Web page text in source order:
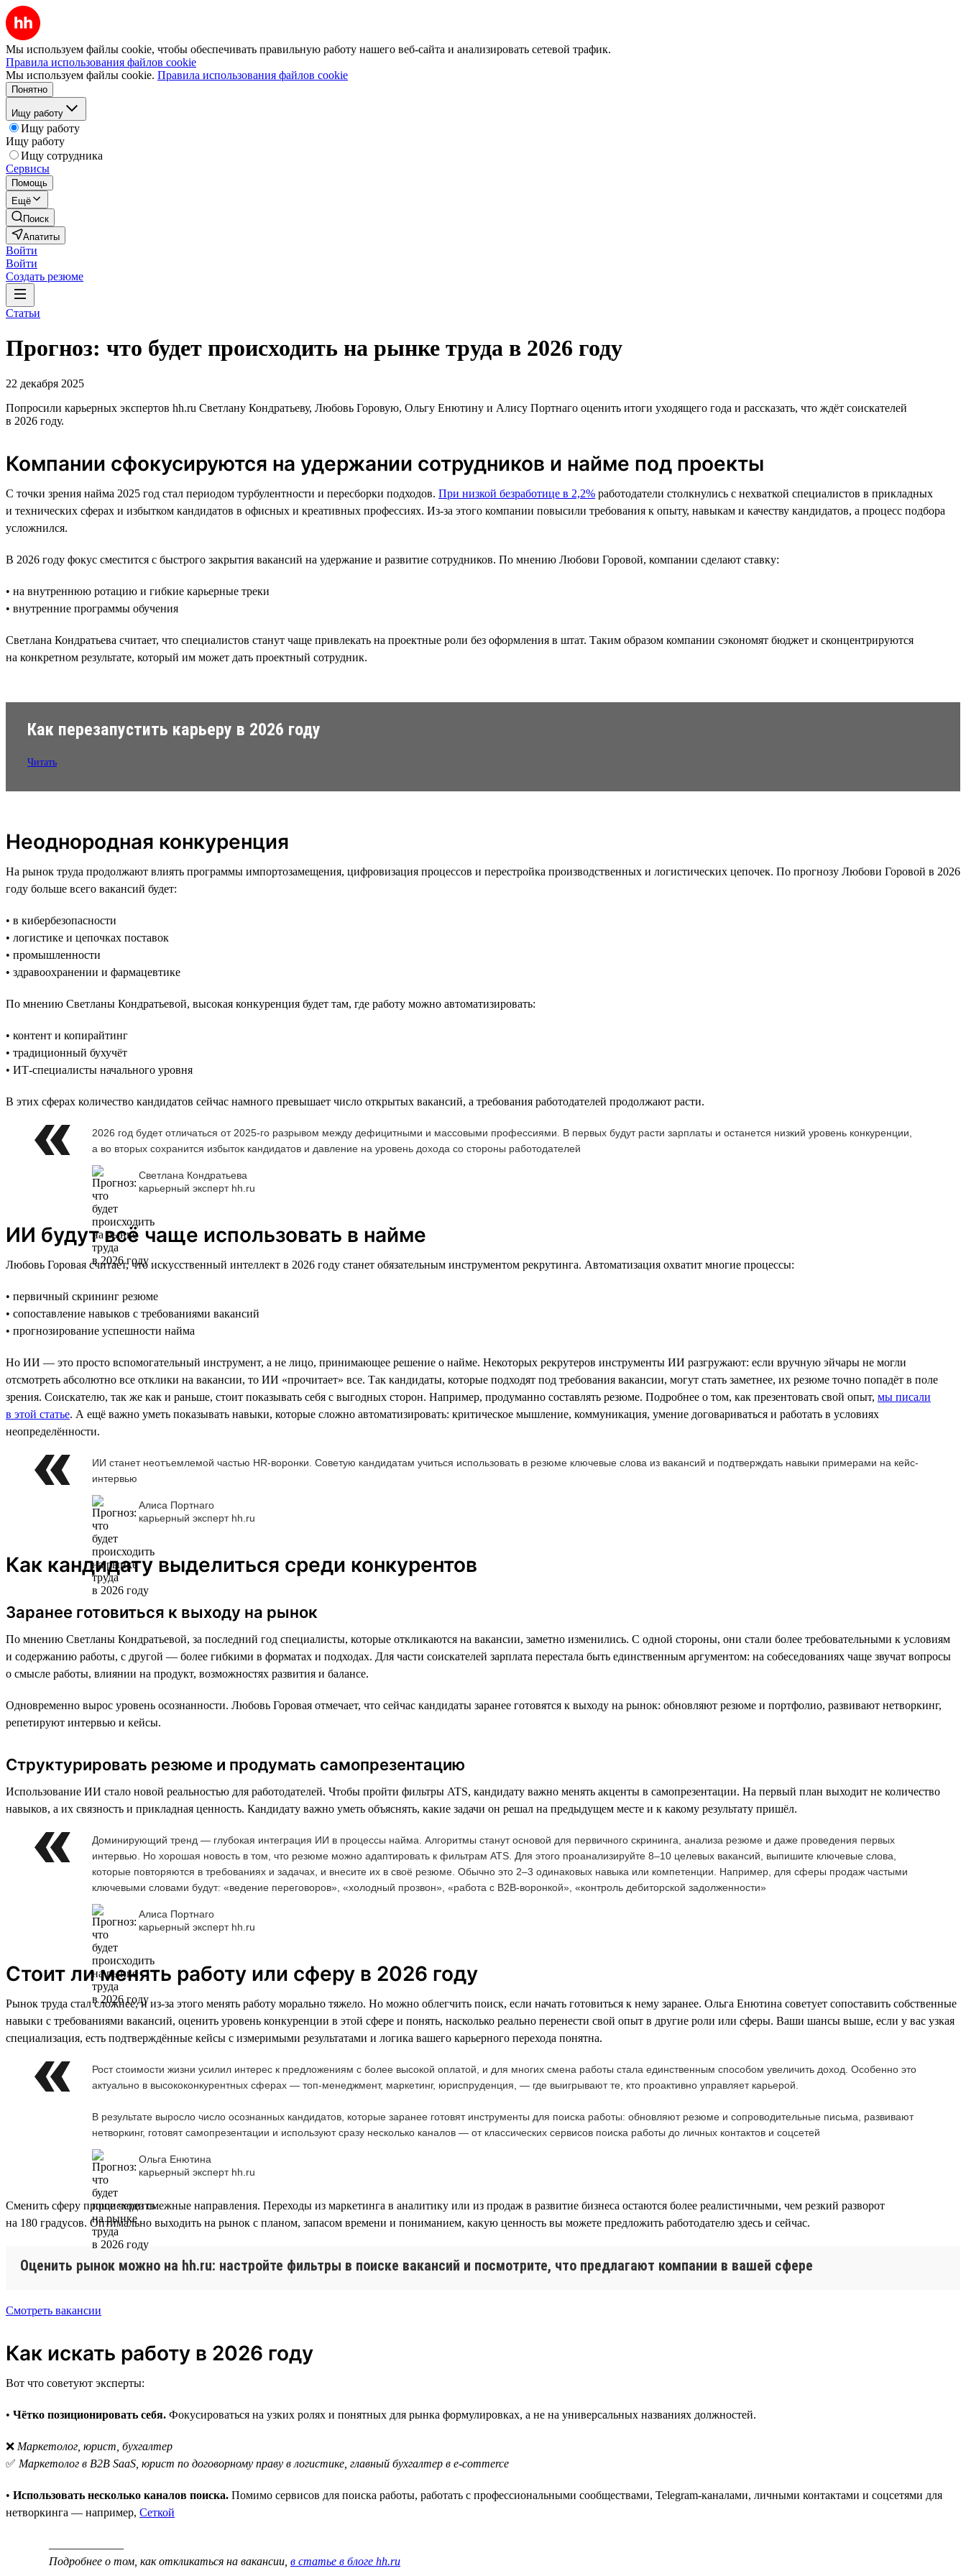
Мы используем файлы cookie, чтобы обеспечивать правильную работу нашего веб-сайта и анализировать сетевой трафик.
Правила использования файлов cookie
Мы используем файлы cookie. Правила использования файлов cookie
Понятно
Ищу работу
Ищу работу
Ищу работу
Ищу сотрудника
Сервисы
Помощь
Ещё
Поиск
Апатиты
Войти
Войти
Создать резюме
Статьи
Прогноз: что будет происходить на рынке труда в 2026 году
22 декабря 2025
Попросили карьерных экспертов hh.ru Светлану Кондратьеву, Любовь Горовую, Ольгу Енютину и Алису Портнаго оценить итоги уходящего года и рассказать, что ждёт соискателей
в 2026 году.
Компании сфокусируются на удержании сотрудников и найме под проекты
С точки зрения найма 2025 год стал периодом турбулентности и пересборки подходов. При низкой безработице в 2,2% работодатели столкнулись с нехваткой специалистов в прикладных
и технических сферах и избытком кандидатов в офисных и креативных профессиях. Из-за этого компании повысили требования к опыту, навыкам и качеству кандидатов, а процесс подбора
усложнился.
В 2026 году фокус сместится с быстрого закрытия вакансий на удержание и развитие сотрудников. По мнению Любови Горовой, компании сделают ставку:
• на внутреннюю ротацию и гибкие карьерные треки
• внутренние программы обучения
Светлана Кондратьева считает, что специалистов станут чаще привлекать на проектные роли без оформления в штат. Таким образом компании сэкономят бюджет и сконцентрируются
на конкретном результате, который им может дать проектный сотрудник.
Как перезапустить карьеру в 2026 году
Читать
Неоднородная конкуренция
На рынок труда продолжают влиять программы импортозамещения, цифровизация процессов и перестройка производственных и логистических цепочек. По прогнозу Любови Горовой в 2026
году больше всего вакансий будет:
• в кибербезопасности
• логистике и цепочках поставок
• промышленности
• здравоохранении и фармацевтике
По мнению Светланы Кондратьевой, высокая конкуренция будет там, где работу можно автоматизировать:
• контент и копирайтинг
• традиционный бухучёт
• ИТ-специалисты начального уровня
В этих сферах количество кандидатов сейчас намного превышает число открытых вакансий, а требования работодателей продолжают расти.
2026 год будет отличаться от 2025-го разрывом между дефицитными и массовыми профессиями. В первых будут расти зарплаты и останется низкий уровень конкуренции,
а во вторых сохранится избыток кандидатов и давление на уровень дохода со стороны работодателей
Светлана Кондратьева
карьерный эксперт hh.ru
ИИ будут всё чаще использовать в найме
Любовь Горовая считает, что искусственный интеллект в 2026 году станет обязательным инструментом рекрутинга. Автоматизация охватит многие процессы:
• первичный скрининг резюме
• сопоставление навыков с требованиями вакансий
• прогнозирование успешности найма
Но ИИ — это просто вспомогательный инструмент, а не лицо, принимающее решение о найме. Некоторых рекрутеров инструменты ИИ разгружают: если вручную эйчары не могли
отсмотреть абсолютно все отклики на вакансии, то ИИ «прочитает» все. Так кандидаты, которые подходят под требования вакансии, могут стать заметнее, их резюме точно попадёт в поле
зрения. Соискателю, так же как и раньше, стоит показывать себя с выгодных сторон. Например, продуманно составлять резюме. Подробнее о том, как презентовать свой опыт, мы писали
в этой статье. А ещё важно уметь показывать навыки, которые сложно автоматизировать: критическое мышление, коммуникация, умение договариваться и работать в условиях
неопределённости.
ИИ станет неотъемлемой частью HR-воронки. Советую кандидатам учиться использовать в резюме ключевые слова из вакансий и подтверждать навыки примерами на кейс-
интервью
Алиса Портнаго
карьерный эксперт hh.ru
Как кандидату выделиться среди конкурентов
Заранее готовиться к выходу на рынок
По мнению Светланы Кондратьевой, за последний год специалисты, которые откликаются на вакансии, заметно изменились. С одной стороны, они стали более требовательными к условиям
и содержанию работы, с другой — более гибкими в форматах и подходах. Для части соискателей зарплата перестала быть единственным аргументом: на собеседованиях чаще звучат вопросы
о смысле работы, влиянии на продукт, возможностях развития и балансе.
Одновременно вырос уровень осознанности. Любовь Горовая отмечает, что сейчас кандидаты заранее готовятся к выходу на рынок: обновляют резюме и портфолио, развивают нетворкинг,
репетируют интервью и кейсы.
Структурировать резюме и продумать самопрезентацию
Использование ИИ стало новой реальностью для работодателей. Чтобы пройти фильтры ATS, кандидату важно менять акценты в самопрезентации. На первый план выходит не количество
навыков, а их связность и прикладная ценность. Кандидату важно уметь объяснять, какие задачи он решал на предыдущем месте и к какому результату пришёл.
Доминирующий тренд — глубокая интеграция ИИ в процессы найма. Алгоритмы станут основой для первичного скрининга, анализа резюме и даже проведения первых
интервью. Но хорошая новость в том, что резюме можно адаптировать к фильтрам ATS. Для этого проанализируйте 8–10 целевых вакансий, выпишите ключевые слова,
которые повторяются в требованиях и задачах, и внесите их в своё резюме. Обычно это 2–3 одинаковых навыка или компетенции. Например, для сферы продаж частыми
ключевыми словами будут: «ведение переговоров», «холодный прозвон», «работа с B2B-воронкой», «контроль дебиторской задолженности»
Алиса Портнаго
карьерный эксперт hh.ru
Стоит ли менять работу или сферу в 2026 году
Рынок труда стал сложнее, и из-за этого менять работу морально тяжело. Но можно облегчить поиск, если начать готовиться к нему заранее. Ольга Енютина советует сопоставить собственные
навыки с требованиями вакансий, оценить уровень конкуренции в этой сфере и понять, насколько реально перенести свой опыт в другие роли или сферы. Ваши шансы выше, если у вас узкая
специализация, есть подтверждённые кейсы с измеримыми результатами и логика вашего карьерного перехода понятна.
Рост стоимости жизни усилил интерес к предложениям с более высокой оплатой, и для многих смена работы стала единственным способом увеличить доход. Особенно это
актуально в высококонкурентных сферах — топ-менеджмент, маркетинг, юриспруденция, — где выигрывают те, кто проактивно управляет карьерой.
В результате выросло число осознанных кандидатов, которые заранее готовят инструменты для поиска работы: обновляют резюме и сопроводительные письма, развивают
нетворкинг, готовят самопрезентации и используют сразу несколько каналов — от классических сервисов поиска работы до личных контактов и соцсетей
Ольга Енютина
карьерный эксперт hh.ru
Сменить сферу проще через смежные направления. Переходы из маркетинга в аналитику или из продаж в развитие бизнеса остаются более реалистичными, чем резкий разворот
на 180 градусов. Оптимально выходить на рынок с планом, запасом времени и пониманием, какую ценность вы можете предложить работодателю здесь и сейчас.
Оценить рынок можно на hh.ru: настройте фильтры в поиске вакансий и посмотрите, что предлагают компании в вашей сфере
Смотреть вакансии
Как искать работу в 2026 году
Вот что советуют эксперты:
• Чётко позиционировать себя. Фокусироваться на узких ролях и понятных для рынка формулировках, а не на универсальных названиях должностей.
❌ Маркетолог, юрист, бухгалтер
✅ Маркетолог в B2B SaaS, юрист по договорному праву в логистике, главный бухгалтер в e-commerce
• Использовать несколько каналов поиска. Помимо сервисов для поиска работы, работать с профессиональными сообществами, Telegram-каналами, личными контактами и соцсетями для
нетворкинга — например, Сеткой
Подробнее о том, как откликаться на вакансии, в статье в блоге hh.ru